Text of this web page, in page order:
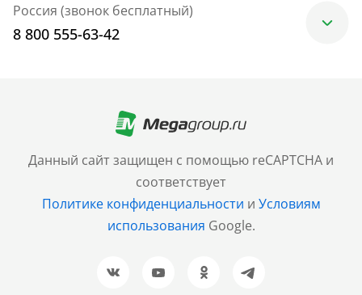
Данный сайт защищен с помощью reCAPTCHA и
соответствует
Политике конфиденциальности и Условиям
использования Google.
Россия (звонок бесплатный)
8 800 555-63-42
+7 (499) 705-30-10
Санкт-Петербург
+7 (812) 600-77-33
Барнаул
+7 (961) 999-93-93
Новосибирск